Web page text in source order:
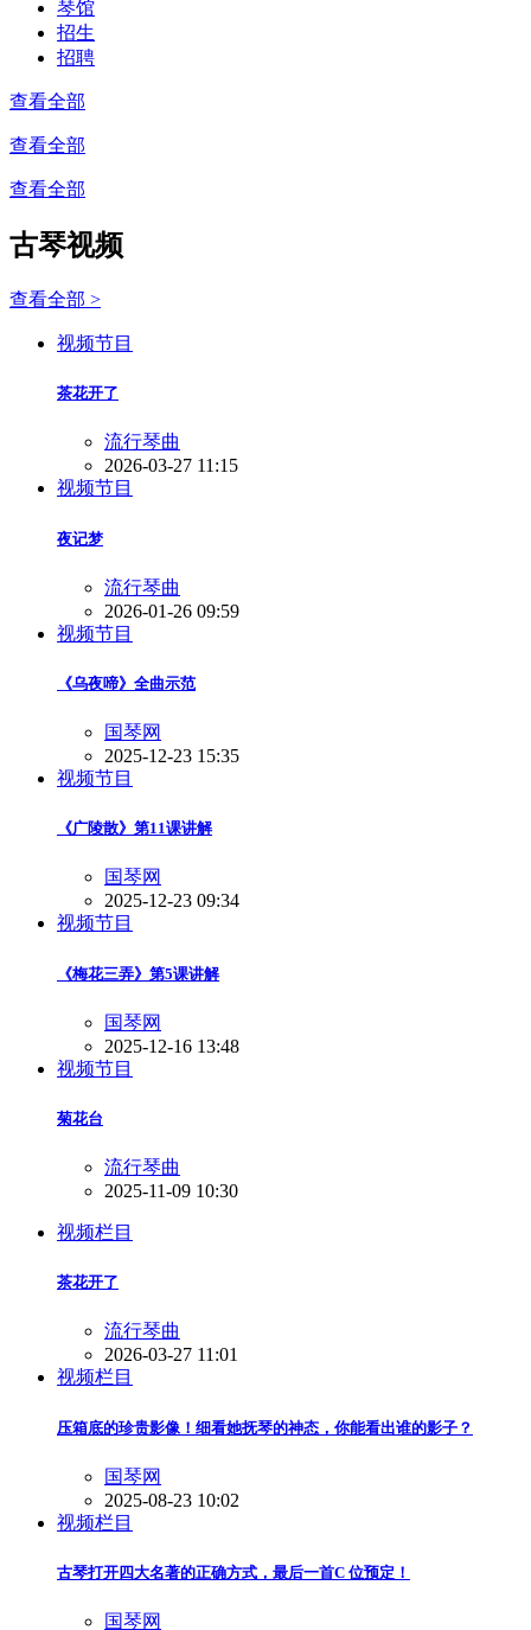
琴馆
招生
招聘
查看全部
查看全部
查看全部
古琴视频
查看全部 >
视频节目
茶花开了
流行琴曲
2026-03-27 11:15
视频节目
夜记梦
流行琴曲
2026-01-26 09:59
视频节目
《乌夜啼》全曲示范
国琴网
2025-12-23 15:35
视频节目
《广陵散》第11课讲解
国琴网
2025-12-23 09:34
视频节目
《梅花三弄》第5课讲解
国琴网
2025-12-16 13:48
视频节目
菊花台
流行琴曲
2025-11-09 10:30
视频栏目
茶花开了
流行琴曲
2026-03-27 11:01
视频栏目
压箱底的珍贵影像！细看她抚琴的神态，你能看出谁的影子？
国琴网
2025-08-23 10:02
视频栏目
古琴打开四大名著的正确方式，最后一首C 位预定！
国琴网